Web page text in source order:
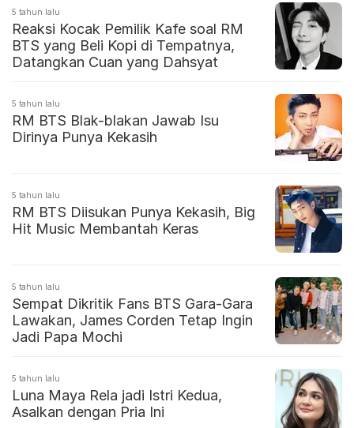
5 tahun lalu
Reaksi Kocak Pemilik Kafe soal RM
BTS yang Beli Kopi di Tempatnya,
Datangkan Cuan yang Dahsyat
5 tahun lalu
RM BTS Blak-blakan Jawab Isu
Dirinya Punya Kekasih
5 tahun lalu
RM BTS Diisukan Punya Kekasih, Big
Hit Music Membantah Keras
5 tahun lalu
Sempat Dikritik Fans BTS Gara-Gara
Lawakan, James Corden Tetap Ingin
Jadi Papa Mochi
5 tahun lalu
Luna Maya Rela jadi Istri Kedua,
Asalkan dengan Pria Ini